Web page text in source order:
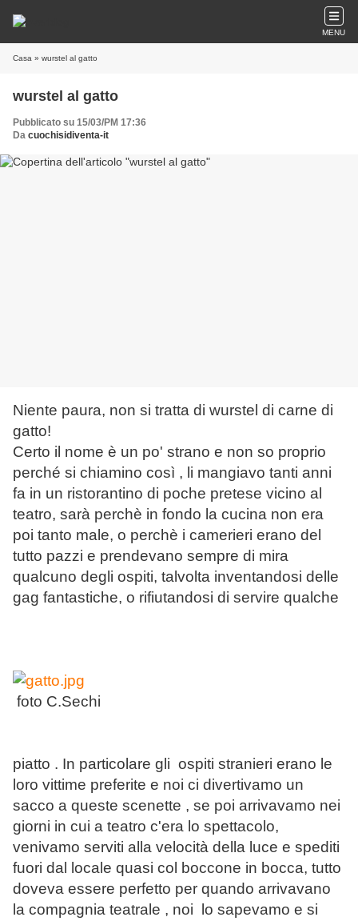
MENU
Casa » wurstel al gatto
wurstel al gatto
Pubblicato su 15/03/PM 17:36
Da cuochisidiventa-it
Niente paura, non si tratta di wurstel di carne di
gatto!
Certo il nome è un po' strano e non so proprio
perché si chiamino così , li mangiavo tanti anni
fa in un ristorantino di poche pretese vicino al
teatro, sarà perchè in fondo la cucina non era
poi tanto male, o perchè i camerieri erano del
tutto pazzi e prendevano sempre di mira
qualcuno degli ospiti, talvolta inventandosi delle
gag fantastiche, o rifiutandosi di servire qualche
foto C.Sechi
piatto . In particolare gli ospiti stranieri erano le
loro vittime preferite e noi ci divertivamo un
sacco a queste scenette , se poi arrivavamo nei
giorni in cui a teatro c'era lo spettacolo,
venivamo serviti alla velocità della luce e spediti
fuori dal locale quasi col boccone in bocca, tutto
doveva essere perfetto per quando arrivavano
la compagnia teatrale , noi lo sapevamo e si